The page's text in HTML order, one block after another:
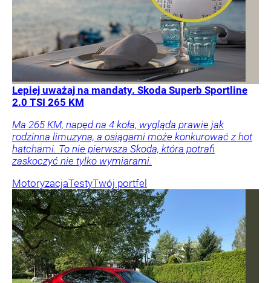
Lepiej uważaj na mandaty. Skoda Superb Sportline
2.0 TSI 265 KM
Ma 265 KM, napęd na 4 koła, wygląda prawie jak
rodzinna limuzyna, a osiągami może konkurować z hot
hatchami. To nie pierwsza Skoda, która potrafi
zaskoczyć nie tylko wymiarami.
MotoryzacjaTestyTwój portfel